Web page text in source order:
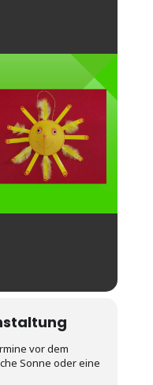
vor dem
Sonne oder eine